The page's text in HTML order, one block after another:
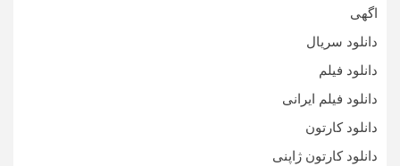
اگهی
دانلود سریال
دانلود فیلم
دانلود فیلم ایرانی
دانلود کارتون
دانلود کارتون ژاپنی